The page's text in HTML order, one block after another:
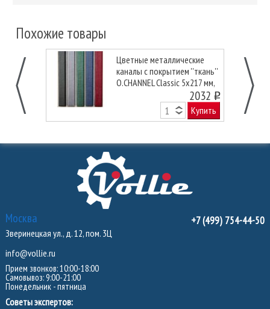
Похожие товары
Цветные металлические
каналы с покрытием ''ткань''
O.CHANNEL Classic 5х217 мм,
2032 o
Купить
Москва
Зверинецкая ул., д. 12, пом. 3Ц
info@vollie.ru
Прием звонков: 10:00-18:00
Самовывоз: 9:00-21:00
Понедельник - пятница
Советы экспертов:
+7 (499) 754-44-50